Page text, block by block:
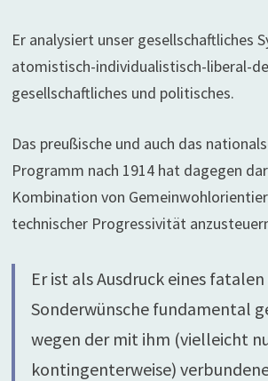
Er analysiert unser gesellschaftliches
atomistisch-individualistisch-liberal-
gesellschaftliches und politisches.
Das preußische und auch das
Programm nach 1914 hat dagegen
Kombination von
technischer Progressivität
Er ist als Ausdruck eines
Sonderwünsche fundamental
wegen der mit ihm (vielleicht
kontingenterweise)